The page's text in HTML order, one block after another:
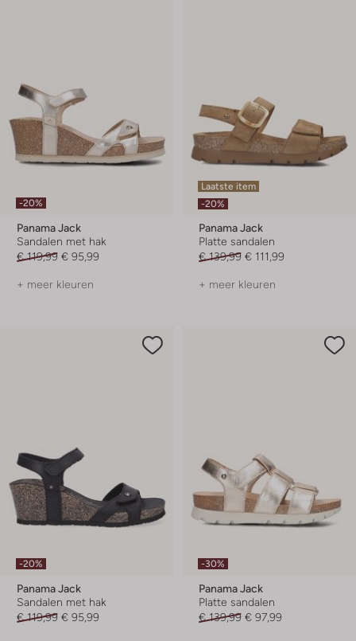
-20%
Panama Jack
Sandalen met hak
€ 119,99 € 95,99
+ meer kleuren
Laatste item
-20%
Panama Jack
Platte sandalen
€ 139,99 € 111,99
+ meer kleuren
-20%
Panama Jack
Sandalen met hak
€ 119,99 € 95,99
-30%
Panama Jack
Platte sandalen
€ 139,99 € 97,99